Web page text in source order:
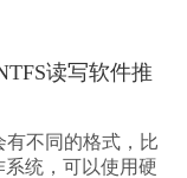
读写软件推
不同的格式，比
系统，可以使用硬